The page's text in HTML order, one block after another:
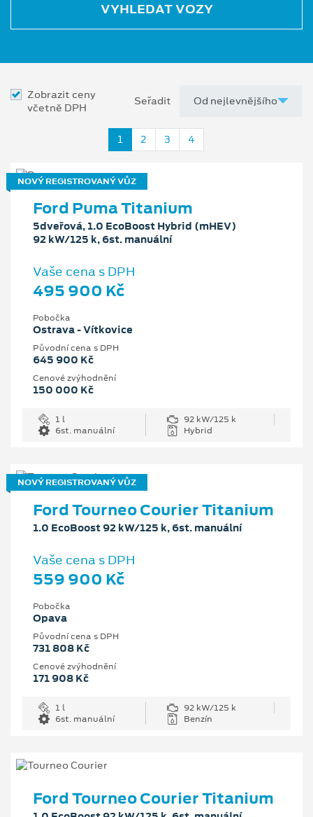
VYHLEDAT VOZY
Zobrazit ceny
včetně DPH
Seřadit
1 2 3 4
NOVÝ REGISTROVANÝ VŮZ
Ford Puma Titanium
5dveřová, 1.0 EcoBoost Hybrid (mHEV)
92 kW/125 k, 6st. manuální
Vaše cena s DPH
495 900 Kč
Pobočka
Ostrava - Vítkovice
Původní cena s DPH
645 900 Kč
Cenové zvýhodnění
150 000 Kč
1 l
92 kW/125 k
6st. manuální
Hybrid
NOVÝ REGISTROVANÝ VŮZ
Ford Tourneo Courier Titanium
1.0 EcoBoost 92 kW/125 k, 6st. manuální
Vaše cena s DPH
559 900 Kč
Pobočka
Opava
Původní cena s DPH
731 808 Kč
Cenové zvýhodnění
171 908 Kč
1 l
92 kW/125 k
6st. manuální
Benzín
Ford Tourneo Courier Titanium